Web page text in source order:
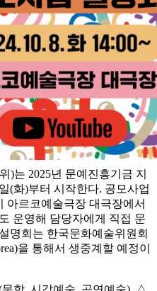
)는 2025년 문예진흥기금 지
(화)부터 시작한다. 공모사업
아르코예술극장 대극장에서
운영해 담당자에게 직접 문
명회는 한국문화예술위원회
을 통해서 생중계할 예정이